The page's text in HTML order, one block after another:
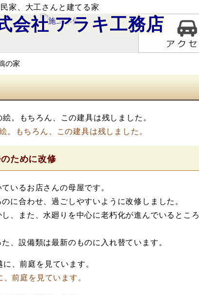
家、大工さんと建てる家
会社アラキ工務店
の家
。もちろん、この建具は残しました。
ために改修
いるお店さんの母屋です。
に合わせ、過ごしやすいように改修しました。
、また、水廻りを中心に老朽化が進んでいるとこ
、設備類は最新のものに入れ替ています。
前庭を見ています。